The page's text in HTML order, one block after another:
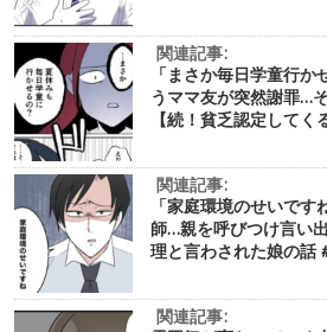
関連記事:
「まさか毎日学童行
うママ友が突然謝罪…
【続！貧乏認定して
関連記事:
「家庭環境のせいで
師…親を呼びつけ言い
理と言わされた娘の話
関連記事: